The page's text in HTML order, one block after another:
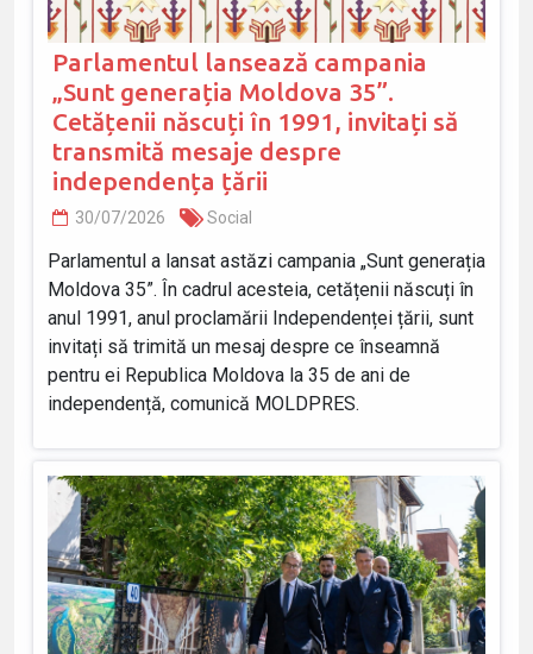
Parlamentul lansează campania
„Sunt generația Moldova 35”.
Cetățenii născuți în 1991, invitați să
transmită mesaje despre
independența țării
30/07/2026 Social
Parlamentul a lansat astăzi campania „Sunt generația
Moldova 35”. În cadrul acesteia, cetățenii născuți în
anul 1991, anul proclamării Independenței țării, sunt
invitați să trimită un mesaj despre ce înseamnă
pentru ei Republica Moldova la 35 de ani de
independență, comunică MOLDPRES.